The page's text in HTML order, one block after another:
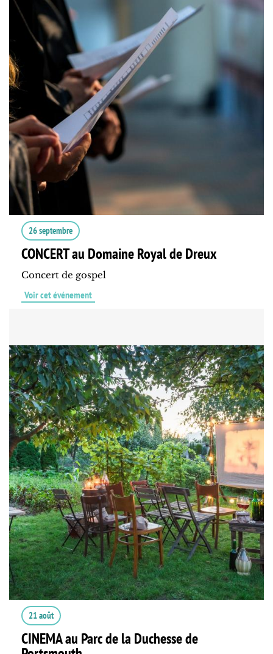
26 septembre
CONCERT au Domaine Royal de Dreux
Concert de gospel
Voir cet événement
21 août
CINEMA au Parc de la Duchesse de